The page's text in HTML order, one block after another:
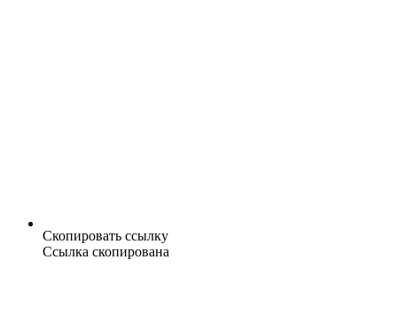
Скопировать ссылку
Ссылка скопирована